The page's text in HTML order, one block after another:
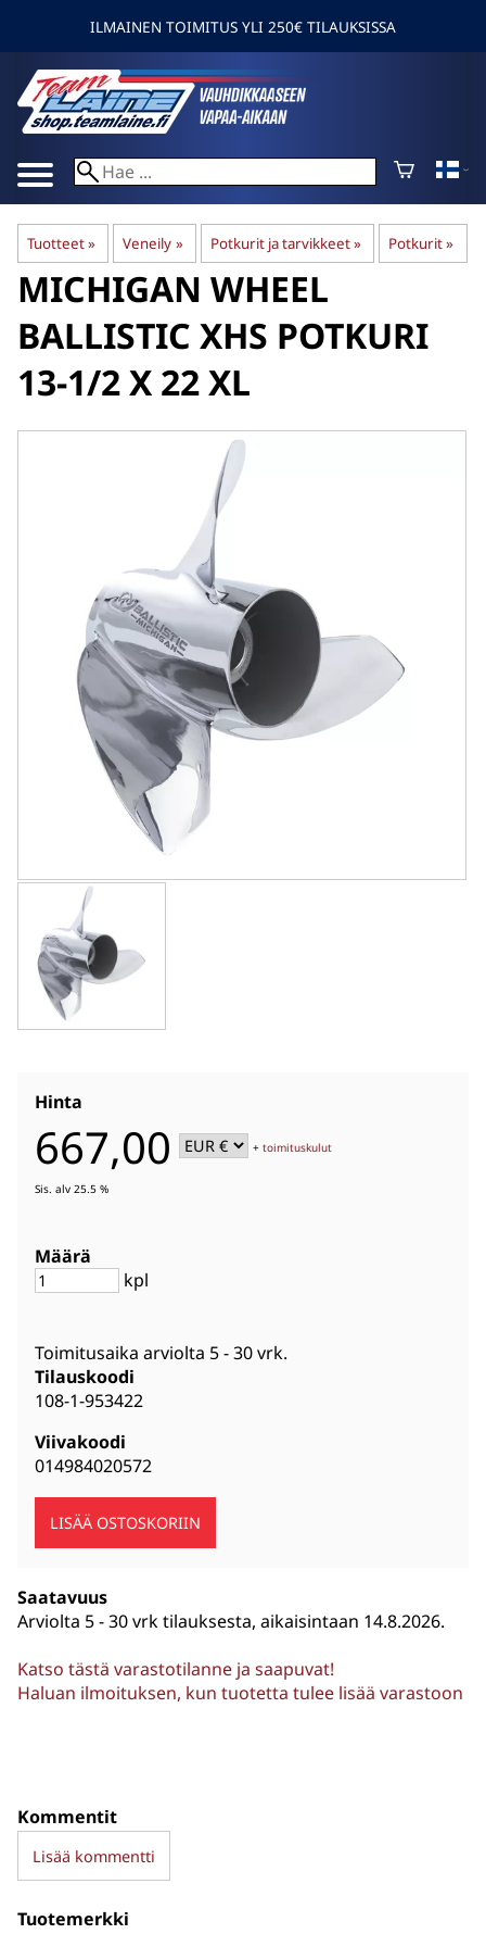
ILMAINEN TOIMITUS YLI 250€ TILAUKSISSA
Tuotteet‪» Veneily ‪» Potkurit ja tarvikkeet‪» Potkurit‪»
MICHIGAN WHEEL
BALLISTIC XHS POTKURI
13-1/2 X 22 XL
Hinta
667,00 +toimituskulut
Sis. alv 25.5 %
Määrä
kpl
Toimitusaika arviolta 5 - 30 vrk.
Tilauskoodi
108-1-953422
Viivakoodi
014984020572
Saatavuus
Arviolta 5 - 30 vrk tilauksesta, aikaisintaan 14.8.2026.
Katso tästä varastotilanne ja saapuvat!
Haluan ilmoituksen, kun tuotetta tulee lisää varastoon
Kommentit
Lisää kommentti
Tuotemerkki